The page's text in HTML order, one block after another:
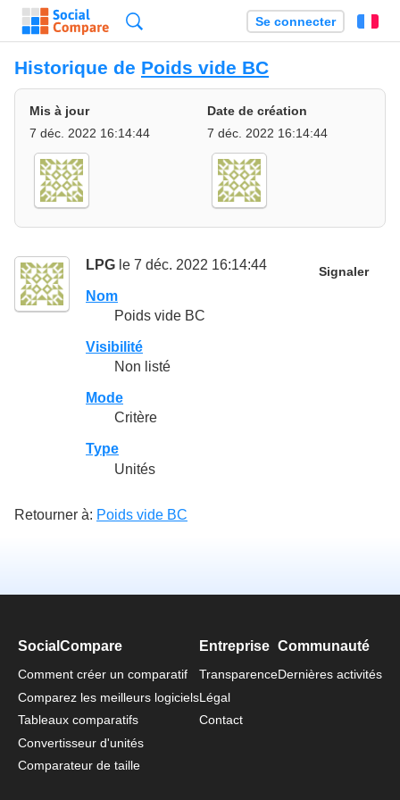
Se connecter
Historique de Poids vide BC
Mis à jour
7 déc. 2022 16:14:44
Date de création
7 déc. 2022 16:14:44
LPG le 7 déc. 2022 16:14:44 Signaler
Nom
Poids vide BC
Visibilité
Non listé
Mode
Critère
Type
Unités
Retourner à: Poids vide BC
SocialCompare
Comment créer un comparatif
Comparez les meilleurs logiciels
Tableaux comparatifs
Convertisseur d'unités
Comparateur de taille
Entreprise
Transparence
Légal
Contact
Communauté
Dernières activités